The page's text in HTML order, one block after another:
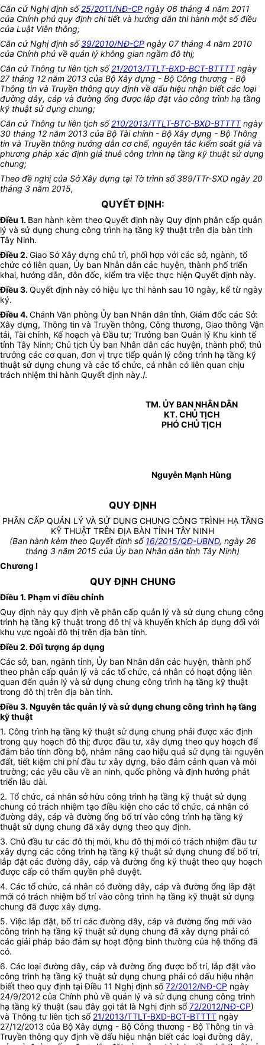
Căn cứNghị định số25/2011/NĐ-CP ngày 06 tháng 4 năm 2011
của Chính phủ quy định chi tiết và hướng dẫn thi hành một số điều
của Luật Viễn thông;
Căn cứ Nghị định số39/2010/NĐ-CP ngày 07 tháng 4 năm 2010
của Chính phủ về quản lý không gian ngầm đô thị;
Căn cứ Thông tư liên tịch số21/2013/TTLT-BXD-BCT-BTTTTngày
27 tháng 12 năm 2013 của Bộ Xây dựng - Bộ Công thương - Bộ
Thông tin và Truyền thông quy định về dấu hiệu nhận biết các loại
đường dây, cáp và đường ống được lắp đặt vào công trình hạ tầng
kỹ thuật sử dụng chung;
Căn cứ Thông tư liên tịch số210/2013/TTLT-BTC-BXD-BTTTTngày
30 tháng 12 năm 2013 của Bộ Tài chính - Bộ Xây dựng - Bộ Thông
tin và Truyền thông hướng dẫn cơ chế, nguyên tắc kiểm soát giá và
phương pháp xác định giá thuê công trình hạ tầng kỹ thuật sử dụng
chung;
Theo đề nghị của Sở Xây dựng tại Tờ trình số 389/TTr-SXD ngày 20
tháng 3 năm 2015,
QUYẾT ĐỊNH:
Điều 1. Ban hành kèm theo Quyết định này Quy định phân cấp quản
lý và sử dụng chung công trình hạ tầng kỹ thuật trên địa bàn tỉnh
Tây Ninh.
Điều 2.Giao Sở Xây dựng chủ trì, phối hợp với các sở, ngành, tổ
chức có liên quan, Ủy ban Nhân dân các huyện, thành phố triển
khai, hướng dẫn, đôn đốc, kiểm tra việc thực hiện Quyết định này.
Điều 3.Quyết định này có hiệu lực thi hành sau 10 ngày, kể từ ngày
ký.
Điều 4.Chánh Văn phòng Ủy ban Nhân dân tỉnh, Giám đốc các Sở:
Xây dựng, Thông tin và Truyền thông, Công thương, Giao thông Vận
tải, Tài chính, Kế hoạch và Đầu tư; Trưởng ban Quản lý Khu kinh tế
tỉnh Tây Ninh; Chủ tịch Ủy ban Nhân dân các huyện, thành phố; thủ
trưởng các cơ quan, đơn vị trực tiếp quản lý công trình hạ tầng kỹ
thuật sử dụng chung và các tổ chức, cá nhân có liên quan chịu
trách nhiệm thi hành Quyết định này./.
TM. ỦY BAN NHÂN DÂN
KT. CHỦ TỊCH
PHÓ CHỦ TỊCH
Nguyễn Mạnh Hùng
QUY ĐỊNH
PHÂN CẤP QUẢN LÝ VÀ SỬ DỤNG CHUNG CÔNG TRÌNH HẠ TẦNG
KỸ THUẬT TRÊN ĐỊA BÀN TỈNH TÂY NINH
(Ban hành kèm theo Quyết định số16/2015/QĐ-UBND, ngày 26
tháng 3 năm 2015 của Ủy ban Nhân dân tỉnh Tây Ninh)
Chương I
QUY ĐỊNH CHUNG
Điều 1.Phạm vi điều chỉnh
Quy định này quy định về phân cấp quản lý và sử dụng chung công
trình hạ tầng kỹ thuật trong đô thị và khuyến khích áp dụng đối với
khu vực ngoài đô thị trên địa bàn tỉnh.
Điều 2.Đối tượng áp dụng
Các sở, ban, ngành tỉnh, Ủy ban Nhân dân các huyện, thành phố
theo phân cấp quản lý và các tổ chức, cá nhân có hoạt động liên
quan đến quản lý và sử dụng chung công trình hạ tầng kỹ thuật
trong đô thị trên địa bàn tỉnh.
Điều 3.Nguyên tắc quản lý và sử dụng chung công trình hạ tầng
kỹ thuật
1. Công trình hạ tầng kỹ thuật sử dụng chung phải được xác định
trong quy hoạch đô thị; được đầu tư, xây dựng theo quy hoạch để
đảm bảo tính đồng bộ, nhằm nâng cao hiệu quả sử dụng tài nguyên
đất, tiết kiệm chi phí đầu tư xây dựng, bảo đảm cảnh quan và môi
trường; các yêu cầu về an ninh, quốc phòng và định hướng phát
triển lâu dài.
2. Tổ chức, cá nhân sở hữu công trình hạ tầng kỹ thuật sử dụng
chung có trách nhiệm tạo điều kiện cho các tổ chức, cá nhân có
đường dây, cáp và đường ống bố trí vào công trình hạ tầng kỹ
thuật sử dụng chung đã xây dựng theo quy định.
3. Chủ đầu tư các đô thị mới, khu đô thị mới có trách nhiệm đầu tư
xây dựng các công trình hạ tầng kỹ thuật sử dụng chung để bố trí,
lắp đặt các đường dây, cáp và đường ống kỹ thuật theo quy hoạch
được cấp có thẩm quyền phê duyệt.
4. Các tổ chức, cá nhân có đường dây, cáp và đường ống lắp đặt
mới có trách nhiệm bố trí vào công trình hạ tầng kỹ thuật sử dụng
chung đã được xây dựng.
5. Việc lắp đặt, bố trí các đường dây, cáp và đường ống mới vào
công trình hạ tầng kỹ thuật sử dụng chung đã xây dựng phải có
các giải pháp bảo đảm sự hoạt động bình thường của hệ thống đã
có.
6. Các loại đường dây, cáp và đường ống được bố trí, lắp đặt vào
công trình hạ tầng kỹ thuật sử dụng chung phải có dấu hiệu nhận
biết theo quy định tại Điều 11 Nghị định số72/2012/NĐ-CP ngày
24/9/2012 của Chính phủ về quản lý và sử dụng chung công trình
hạ tầng kỹ thuật (sau đây gọi tắt là Nghị định số72/2012/NĐ-CP)
và Thông tư liên tịch số 21/2013/TTLT-BXD-BCT-BTTTT ngày
27/12/2013 của Bộ Xây dựng - Bộ Công thương - Bộ Thông tin và
Truyền thông quy định về dấu hiệu nhận biết các loại đường dây,